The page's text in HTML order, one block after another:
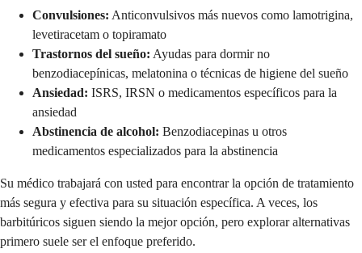
Convulsiones: Anticonvulsivos más nuevos como lamotrigina,
levetiracetam o topiramato
Trastornos del sueño: Ayudas para dormir no
benzodiacepínicas, melatonina o técnicas de higiene del sueño
Ansiedad: ISRS, IRSN o medicamentos específicos para la
ansiedad
Abstinencia de alcohol: Benzodiacepinas u otros
medicamentos especializados para la abstinencia
Su médico trabajará con usted para encontrar la opción de tratamiento
más segura y efectiva para su situación específica. A veces, los
barbitúricos siguen siendo la mejor opción, pero explorar alternativas
primero suele ser el enfoque preferido.